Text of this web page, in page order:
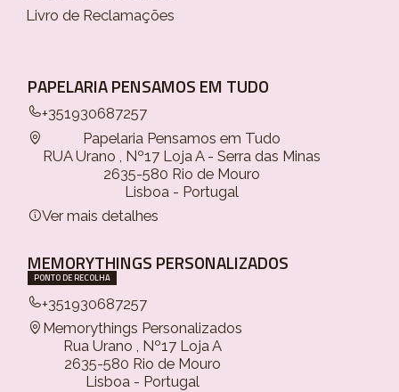
Livro de Reclamações
PAPELARIA PENSAMOS EM TUDO
+351930687257
Papelaria Pensamos em Tudo
RUA Urano , Nº17 Loja A - Serra das Minas
2635-580 Rio de Mouro
Lisboa - Portugal
Ver mais detalhes
MEMORYTHINGS PERSONALIZADOS
PONTO DE RECOLHA
+351930687257
Memorythings Personalizados
Rua Urano , Nº17 Loja A
2635-580 Rio de Mouro
Lisboa - Portugal